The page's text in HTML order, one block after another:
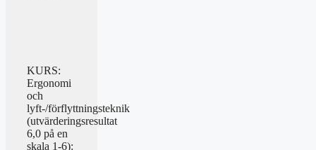
KURS:
Ergonomi
och
lyft-/förflyttningsteknik
(utvärderingsresultat
6,0 på en
skala 1-6):